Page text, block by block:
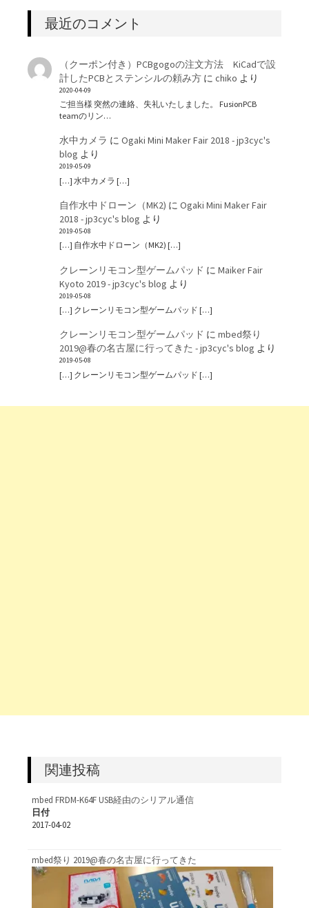
最近のコメント
（クーポン付き）PCBgogoの注文方法 KiCadで設
計したPCBとステンシルの頼み方に chiko より
2020-04-09
ご担当様 突然の連絡、失礼いたしました。 FusionPCB
teamのリン…
水中カメラ に Ogaki Mini Maker Fair 2018 - jp3cyc's
blog より
2019-05-09
[…] 水中カメラ […]
自作水中ドローン（MK2) に Ogaki Mini Maker Fair
2018 - jp3cyc's blog より
2019-05-08
[…] 自作水中ドローン（MK2) […]
クレーンリモコン型ゲームパッド に Maiker Fair
Kyoto 2019 - jp3cyc's blog より
2019-05-08
[…] クレーンリモコン型ゲームパッド […]
クレーンリモコン型ゲームパッド に mbed祭り
2019@春の名古屋に行ってきた - jp3cyc's blog より
2019-05-08
[…] クレーンリモコン型ゲームパッド […]
関連投稿
mbed FRDM-K64F USB経由のシリアル通信
日付
2017-04-02
mbed祭り 2019@春の名古屋に行ってきた